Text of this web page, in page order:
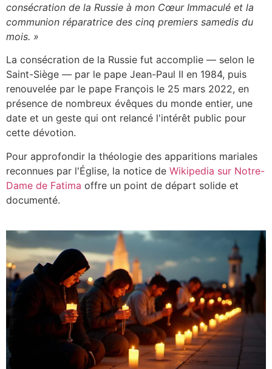
consécration de la Russie à mon Cœur Immaculé et la
communion réparatrice des cinq premiers samedis du
mois. »
La consécration de la Russie fut accomplie — selon le
Saint-Siège — par le pape Jean-Paul II en 1984, puis
renouvelée par le pape François le 25 mars 2022, en
présence de nombreux évêques du monde entier, une
date et un geste qui ont relancé l'intérêt public pour
cette dévotion.
Pour approfondir la théologie des apparitions mariales
reconnues par l'Église, la notice de Wikipedia sur Notre-
Dame de Fatima offre un point de départ solide et
documenté.